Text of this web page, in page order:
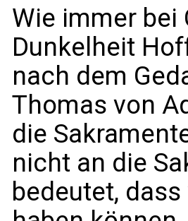
Wie immer bei
Dunkelheit
nach dem
Thomas von
die
nicht an die
bedeutet,